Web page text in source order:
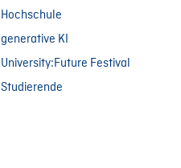
Hochschule
generative KI
University:Future Festival
Studierende